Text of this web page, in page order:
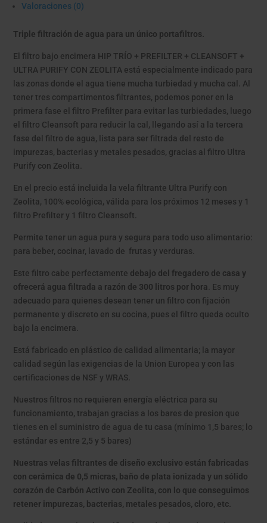
Valoraciones (0)
Triple filtración de agua para un único portafiltros.
El filtro bajo encimera HIP TRÍO + PREFILTER + CLEANSOFT +
ULTRA PURIFY CON ZEOLITA está especialmente indicado para
las zonas donde el agua tiene mucha turbiedad y mucha cal. Al
tener tres compartimentos filtrantes, podemos poner en la
primera fase el filtro Prefilter para evitar las turbiedades, luego
el filtro Cleansoft para reducir la cal, llegando así a la tercera
fase del filtro de agua, lista para ser filtrada del resto de
impurezas, bacterias y metales pesados, gracias al filtro Ultra
Purify con Zeolita.
En el precio está incluida la vela filtrante Ultra Purify con
Zeolita, 100% ecológica, válida para los próximos 12 meses y 1
filtro Prefilter y 1 filtro Cleansoft.
Permite tener un agua pura y segura para todo uso alimentario:
para beber, cocinar, lavado de frutas y verduras.
Este filtro cabe perfectamente debajo del fregadero de casa y
ofrecerá agua filtrada a razón de 300 litros por hora
. Es muy
adecuado para quienes desean tener un filtro con fijación
permanente y discreto en su cocina, pues el filtro queda oculto
bajo la encimera.
Está fabricado en plástico de calidad alimentaria; la mayor
calidad según las exigencias de la Union Europea y con las
certificaciones de NSF y WRAS.
Nuestros filtros no requieren energía eléctrica para su
funcionamiento, trabajan gracias a los bares de presion que
tienes en el suministro de agua de tu casa (mínimo 1,5 bares; lo
estándar es entre 2,5 y 5 bares)
Nuestras velas filtrantes de diseño exclusivo están fabricadas
con cerámica de 0,5 micras, baño de plata ionizada y un sólido
corazón de Carbón Activo con Zeolita, con lo que conseguimos
retener impurezas, bacterias, metales pesados, cloro, etc.